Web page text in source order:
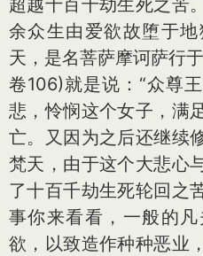
超越十百千劫生死之苦
余众生由爱欲故堕于
天，是名菩萨摩诃萨行
卷106)就是说：“众尊
悲，怜悯这个女子，满
亡。又因为之后还继续
梵天，由于这个大悲心
了十百千劫生死轮回之
事你来看看，一般的
欲，以致造作种种恶业